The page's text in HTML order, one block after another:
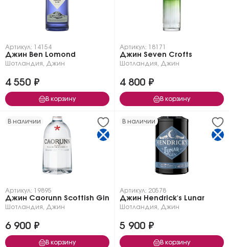
Артикул: 14154
Джин Ben Lomond
Шотландия Джин
4 550 ₽
В корзину
Артикул: 18171
Джин Seven Crofts
Шотландия Джин
4 800 ₽
В корзину
В наличии
Артикул: 19895
Джин Caorunn Scottish Gin
Шотландия Джин
6 900 ₽
В корзину
В наличии
Артикул: 20578
Джин Hendrick's Lunar
Шотландия Джин
5 900 ₽
В корзину